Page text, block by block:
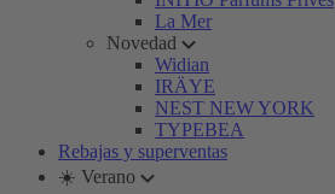
La Mer
Novedad
Widian
IRÄYE
NEST NEW YORK
TYPEBEA
Rebajas y superventas
☀️ Verano